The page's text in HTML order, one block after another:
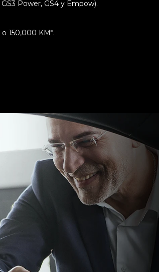
GS3 Power, GS4 y Empow).
150,000 KM*.